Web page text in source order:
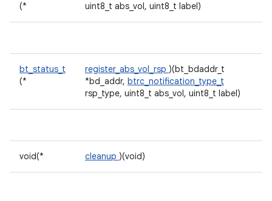
(*
uint8_t abs_vol, uint8_t label)
bt_status_t
(*
register_abs_vol_rsp )(bt_bdaddr_t
*bd_addr, btrc_notification_type_t
rsp_type, uint8_t abs_vol, uint8_t label)
void(* cleanup )(void)